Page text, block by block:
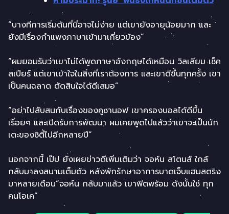
“บางทีการเริ่มต้นที่นี่อาจไม่ง่าย แต่เขายังอายุน้อยมาก และ
ยังมีเรื่องกำแพงภาษาเข้ามาเกี่ยวข้อง”
“ผมยอมรับว่าเขาไม่ได้พูดภาษาอังกฤษได้เหมือน วิลเลียม เช็ค
สเปียร์ แต่เขาเข้าใจในสิ่งที่เราต้องการ และเขาดีขึ้นทุกครั้ง เขา
เป็นคนฉลาด ตัดสินใจได้ดีเสมอ”
“อย่าไปสับสนกับเรื่องของคูซานอฟ เขาครองบอลได้ดีขึ้น
เรื่อยๆ และเปิดรับการพัฒนา ผมเคยพูดไปแล้วว่าเขาจะเป็นนัก
เตะของซิตี้ไปอีกหลายปี”
นอกจากนี้ เป๊ป ยังเผยข่าวดีเพิ่มเติมว่า จอห์น สโตนส์ ใกล้
กลับมาลงสนามเต็มตัว หลังพักรักษาอาการบาดเจ็บแฮมสตริง
มาหลายเดือน“จอห์น กลับมาแล้ว เขาฟิตพร้อม ดังนั้นใช่ ทุก
คนโอเค”